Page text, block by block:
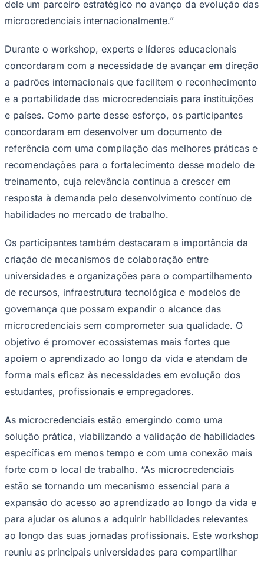
Corinthians
Palmeiras
dele um parceiro estratégico no avanço da evolução das
microcredenciais internacionalmente.”
Durante o workshop, experts e líderes educacionais
concordaram com a necessidade de avançar em direção
a padrões internacionais que facilitem o reconhecimento
e a portabilidade das microcredenciais para instituições
e países. Como parte desse esforço, os participantes
concordaram em desenvolver um documento de
referência com uma compilação das melhores práticas e
recomendações para o fortalecimento desse modelo de
treinamento, cuja relevância continua a crescer em
resposta à demanda pelo desenvolvimento contínuo de
habilidades no mercado de trabalho.
Os participantes também destacaram a importância da
criação de mecanismos de colaboração entre
universidades e organizações para o compartilhamento
de recursos, infraestrutura tecnológica e modelos de
governança que possam expandir o alcance das
microcredenciais sem comprometer sua qualidade. O
objetivo é promover ecossistemas mais fortes que
apoiem o aprendizado ao longo da vida e atendam de
forma mais eficaz às necessidades em evolução dos
estudantes, profissionais e empregadores.
As microcredenciais estão emergindo como uma
solução prática, viabilizando a validação de habilidades
específicas em menos tempo e com uma conexão mais
forte com o local de trabalho. “As microcredenciais
estão se tornando um mecanismo essencial para a
expansão do acesso ao aprendizado ao longo da vida e
para ajudar os alunos a adquirir habilidades relevantes
ao longo das suas jornadas profissionais. Este workshop
reuniu as principais universidades para compartilhar